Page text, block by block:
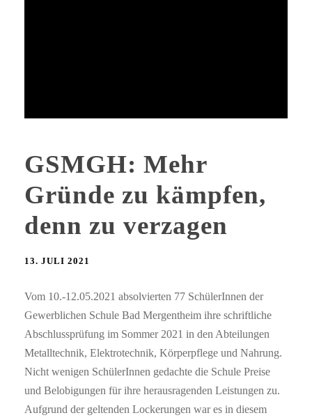
GSMGH: Mehr
Gründe zu kämpfen,
denn zu verzagen
13. JULI 2021
Vom 10.-12.05.2021 absolvierten 77 SchülerInnen der
Gewerblichen Schule Bad Mergentheim ihre schriftliche
Abschlussprüfung im Sommer 2021 in den Abteilungen
Metalltechnik, Elektrotechnik, Körperpflege und Nahrung.
Nicht wenigen SchülerInnen gedachte die Schule Preise
und Belobigungen für ihre herausragenden Leistungen zu.
Aufgrund der geltenden Lockerungen war es in diesem